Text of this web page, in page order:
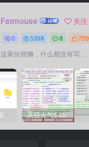
Fatmouse 关注
0 5398 8 720
这家伙很懒，什么都没有写...
天翼云解析：文件直链获取源码 高级火气5.65